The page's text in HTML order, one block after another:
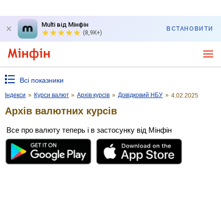
Multi від Мінфін
(8,9K+)
ВСТАНОВИТИ
Всі показники
Індекси » Курси валют » Архів курсів » Довідковий НБУ » 4.02.2025
Архів валютних курсів
Все про валюту теперь і в застосунку від Мінфін